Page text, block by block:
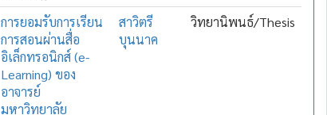
การยอมรับการเรียน
การสอนผ่านสื่อ
อิเล็กทรอนิกส์ (e-
Learning) ของ
อาจารย์
มหาวิทยาลัย
สาวิตรี
บุนนาค
วิทยานิพนธ์/Thesis